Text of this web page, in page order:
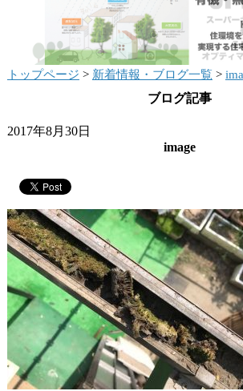
トップページ > 新着情報・ブログ一覧>
ブログ記事
2017年8月30日
image